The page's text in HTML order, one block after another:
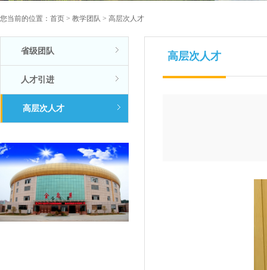
您当前的位置： 首页 > 教学团队 > 高层次人才
省级团队
人才引进
高层次人才
高层次人才